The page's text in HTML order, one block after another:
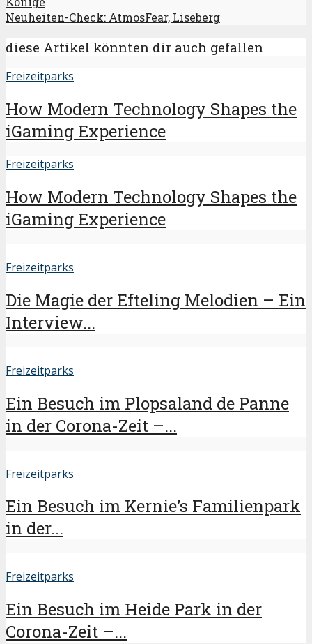
Neuheiten-Check: AtmosFear, Liseberg
diese Artikel könnten dir auch gefallen
Freizeitparks
How Modern Technology Shapes the
iGaming Experience
Freizeitparks
How Modern Technology Shapes the
iGaming Experience
Freizeitparks
Die Magie der Efteling Melodien – Ein
Interview...
Freizeitparks
Ein Besuch im Plopsaland de Panne
in der Corona-Zeit –...
Freizeitparks
Ein Besuch im Kernie’s Familienpark
in der...
Freizeitparks
Ein Besuch im Heide Park in der
Corona-Zeit –...